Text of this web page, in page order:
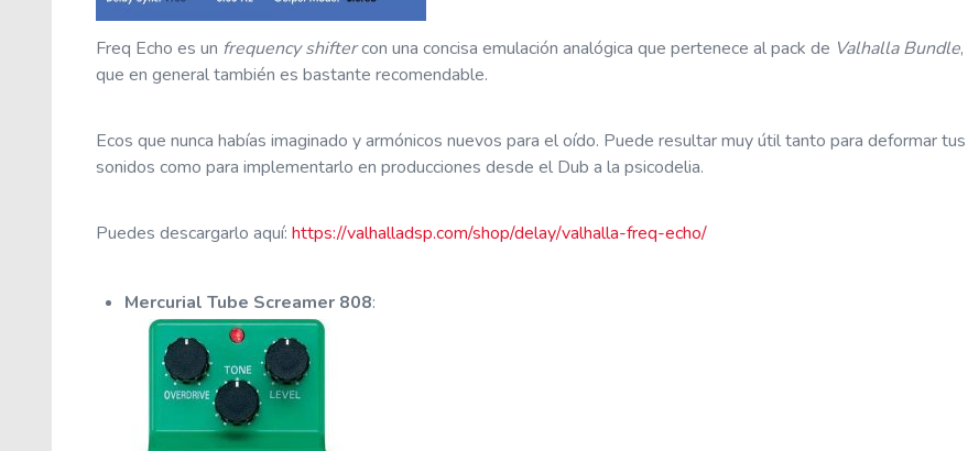
Freq Echo es un frequency shiftercon una concisa emulación analógica que pertenece al pack de Valhalla Bundle,
que en general también es bastante recomendable.
Ecos que nunca habías imaginado y armónicos nuevos para el oído. Puede resultar muy útil tanto para deformar tus
sonidos como para implementarlo en producciones desde el Dub a la psicodelia.
Puedes descargarlo aquí: https://valhalladsp.com/shop/delay/valhalla-freq-echo/
Mercurial Tube Screamer 808: